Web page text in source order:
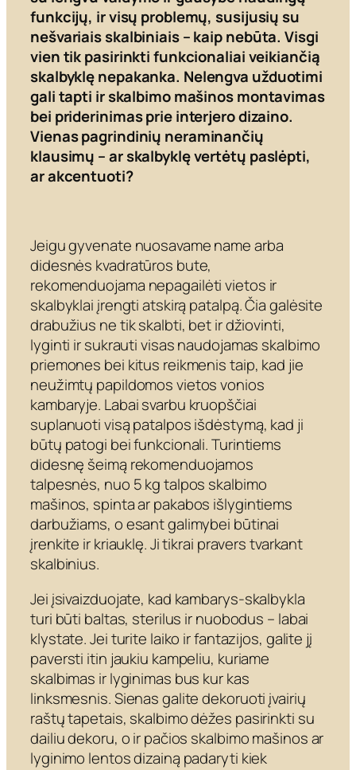
funkcijų, ir visų problemų, susijusių su
nešvariais skalbiniais – kaip nebūta. Visgi
vien tik pasirinkti funkcionaliai veikiančią
skalbyklę nepakanka. Nelengva užduotimi
gali tapti ir skalbimo mašinos montavimas
bei priderinimas prie interjero dizaino.
Vienas pagrindinių neraminančių
klausimų – ar skalbyklę vertėtų paslėpti,
ar akcentuoti?
Jeigu gyvenate nuosavame name arba
didesnės kvadratūros bute,
rekomenduojama nepagailėti vietos ir
skalbyklai įrengti atskirą patalpą. Čia galėsite
drabužius ne tik skalbti, bet ir džiovinti,
lyginti ir sukrauti visas naudojamas skalbimo
priemones bei kitus reikmenis taip, kad jie
neužimtų papildomos vietos vonios
kambaryje. Labai svarbu kruopščiai
suplanuoti visą patalpos išdėstymą, kad ji
būtų patogi bei funkcionali. Turintiems
didesnę šeimą rekomenduojamos
talpesnės, nuo 5 kg talpos skalbimo
mašinos, spinta ar pakabos išlygintiems
darbužiams, o esant galimybei būtinai
įrenkite ir kriauklę. Ji tikrai pravers tvarkant
skalbinius.
Jei įsivaizduojate, kad kambarys-skalbykla
turi būti baltas, sterilus ir nuobodus – labai
klystate. Jei turite laiko ir fantazijos, galite jį
paversti itin jaukiu kampeliu, kuriame
skalbimas ir lyginimas bus kur kas
linksmesnis. Sienas galite dekoruoti įvairių
raštų tapetais, skalbimo dėžes pasirinkti su
dailiu dekoru, o ir pačios skalbimo mašinos ar
lyginimo lentos dizainą padaryti kiek